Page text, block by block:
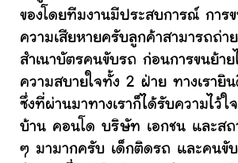
ของโดยทีมงานมีประสบการณ์ การข
ความเสียหายครับลูกค้าสามารถถ่า
สำเนาบัตรคนขับรถ ก่อนการขนย้าย
ความสบายใจทั้ง 2 ฝ่าย ทางเรายิ
ซึ่งที่ผ่านมาทางเราก็ได้รับความไว้
บ้าน คอนโด บริษัท เอกชน และสถ
ๆ มามากครับ เด็กติดรถ และคนขั